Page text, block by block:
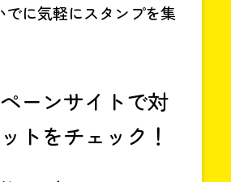
でに気軽にスタンプを集
ーンサイトで対
トをチェック！